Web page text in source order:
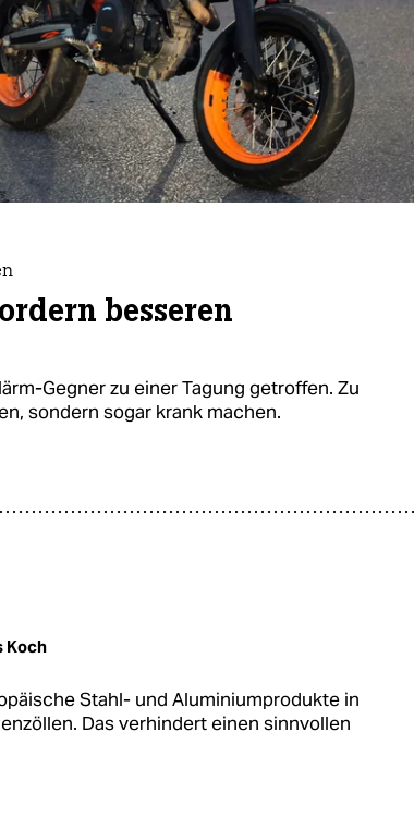
besseren
Gegner zu einer Tagung getroffen. Zu
sondern sogar krank machen.
Koch
Stahl- und Aluminiumprodukte in
Das verhindert einen sinnvollen